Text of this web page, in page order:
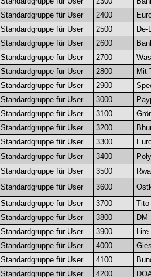
Standardgruppe für User
2400
Standardgruppe für User
2500
De-
Standardgruppe für User
2600
Standardgruppe für User
2700
Standardgruppe für User
2800
Standardgruppe für User
2900
Standardgruppe für User
3000
Standardgruppe für User
3100
Standardgruppe für User
3200
Standardgruppe für User
3300
Standardgruppe für User
3400
Standardgruppe für User
3500
Standardgruppe für User
3600
Standardgruppe für User
3700
Standardgruppe für User
3800
Standardgruppe für User
3900
Standardgruppe für User
4000
Standardgruppe für User
4100
Standardgruppe für User
4200